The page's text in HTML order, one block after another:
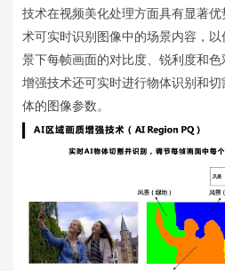
技术在视频美化处理方面具有显著
术可实时识别图像中的场景内容，
景下每帧画面的对比度、锐利度和
增强技术还可实时进行物体识别和
体的图像参数。